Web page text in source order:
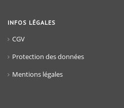
INFOS LÉGALES
CGV
Protection des données
Mentions légales